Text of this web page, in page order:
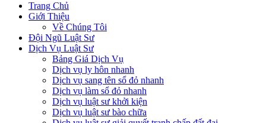
Trang Chủ
Giới Thiệu
Về Chúng Tôi
Đội Ngũ Luật Sư
Dịch Vụ Luật Sư
Bảng Giá Dịch Vụ
Dịch vụ ly hôn nhanh
Dịch vụ sang tên sổ đỏ nhanh
Dịch vụ làm sổ đỏ nhanh
Dịch vụ luật sư khởi kiện
Dịch vụ luật sư bào chữa